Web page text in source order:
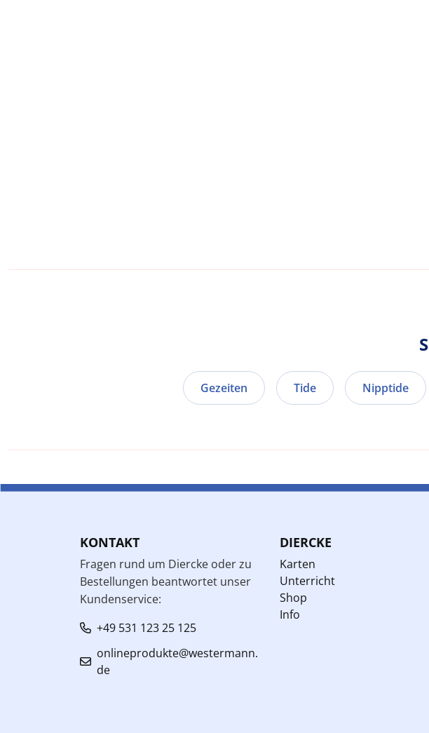
Gezeiten Tide Nipptide
KONTAKT
Fragen rund um Diercke oder zu
Bestellungen beantwortet unser
Kundenservice:
+49 531 123 25 125
onlineprodukte@westermann.
de
DIERCKE
Karten
Unterricht
Shop
Info